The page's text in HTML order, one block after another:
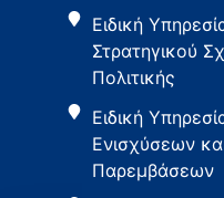
Ειδική
Στρατηγικού
Πολιτικής
Ειδική
Ενισχύσεων
Παρεμβάσεων